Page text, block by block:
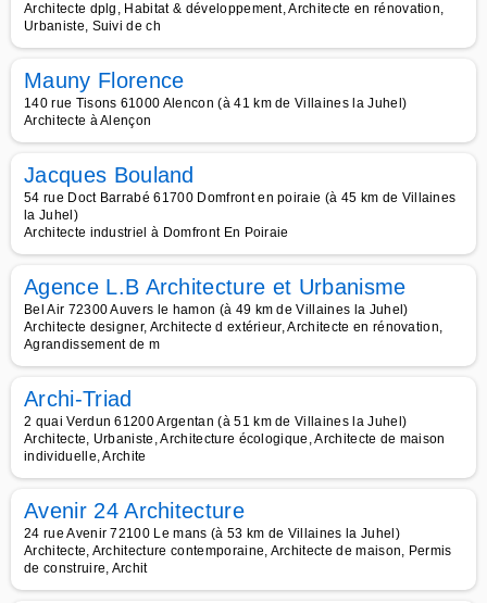
Architecte dplg, Habitat & développement, Architecte en rénovation,
Urbaniste, Suivi de ch
Mauny Florence
140 rue Tisons 61000 Alencon (à 41 km de Villaines la Juhel)
Architecte à Alençon
Jacques Bouland
54 rue Doct Barrabé 61700 Domfront en poiraie (à 45 km de Villaines
la Juhel)
Architecte industriel à Domfront En Poiraie
Agence L.B Architecture et Urbanisme
Bel Air 72300 Auvers le hamon (à 49 km de Villaines la Juhel)
Architecte designer, Architecte d extérieur, Architecte en rénovation,
Agrandissement de m
Archi-Triad
2 quai Verdun 61200 Argentan (à 51 km de Villaines la Juhel)
Architecte, Urbaniste, Architecture écologique, Architecte de maison
individuelle, Archite
Avenir 24 Architecture
24 rue Avenir 72100 Le mans (à 53 km de Villaines la Juhel)
Architecte, Architecture contemporaine, Architecte de maison, Permis
de construire, Archit